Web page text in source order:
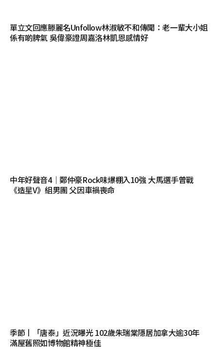
單立文回應滕麗名Unfollow林淑敏不和傳聞：老一輩大小姐
係有啲脾氣 吳偉豪證周嘉洛林凱恩感情好
中年好聲音4｜鄭仲豪Rock味爆棚入10強 大馬選手曾戰
《造星V》組男團 父因車禍喪命
季節丨「唐泰」近況曝光 102歲朱瑞棠隱居加拿大逾30年
滿屋舊照如博物館精神極佳